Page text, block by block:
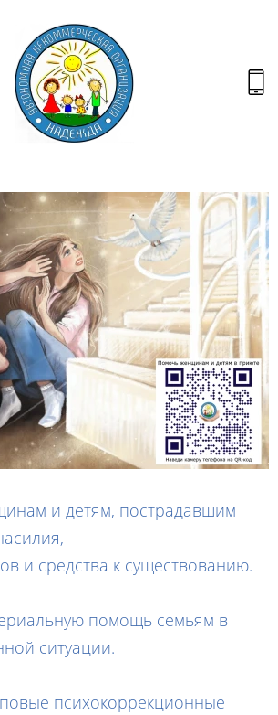
и детям, пострадавшим
и средства к существованию.
помощь семьям в
ситуации.
психокоррекционные